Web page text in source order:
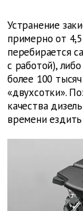
Устранение
примерно от
перебирается
с работой),
более 100
«двухсотки».
качества
времени